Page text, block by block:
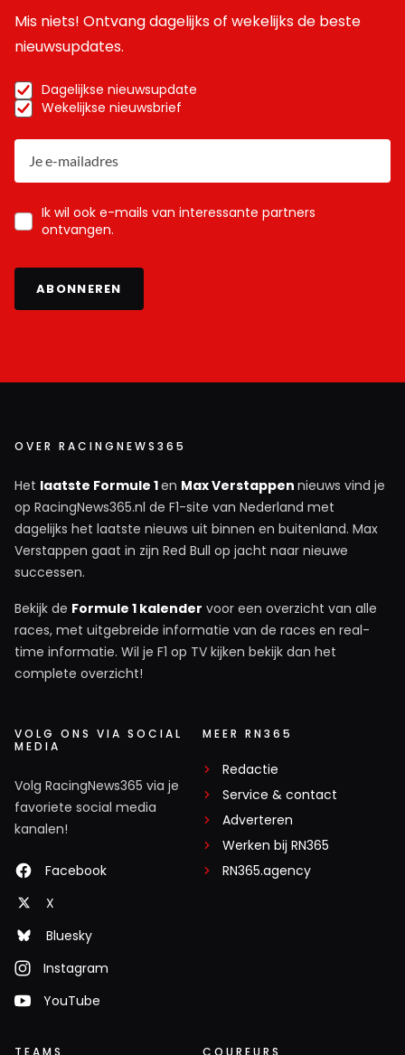
Mis niets! Ontvang dagelijks of wekelijks de beste
nieuwsupdates.
Dagelijkse nieuwsupdate
Wekelijkse nieuwsbrief
Ik wil ook e-mails van interessante partners
ontvangen.
ABONNEREN
OVER RACINGNEWS365
Het laatste Formule 1en Max Verstappen nieuws vind je
op RacingNews365.nl de F1-site van Nederland met
dagelijks het laatste nieuws uit binnen en buitenland. Max
Verstappen gaat in zijn Red Bull op jacht naar nieuwe
successen.
Bekijk de Formule 1 kalender voor een overzicht van alle
races, met uitgebreide informatie van de races en real-
time informatie. Wil je F1 op TV kijken bekijk dan het
complete overzicht!
VOLG ONS VIA SOCIAL
MEDIA
Volg RacingNews365 via je
favoriete social media
kanalen!
Facebook
X
Bluesky
Instagram
YouTube
MEER RN365
Redactie
Service & contact
Adverteren
Werken bij RN365
RN365.agency
TEAMS COUREURS